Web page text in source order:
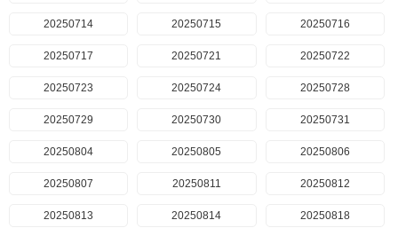
20250714 20250715 20250716
20250717 20250721 20250722
20250723 20250724 20250728
20250729 20250730 20250731
20250804 20250805 20250806
20250807 20250811 20250812
20250813 20250814 20250818